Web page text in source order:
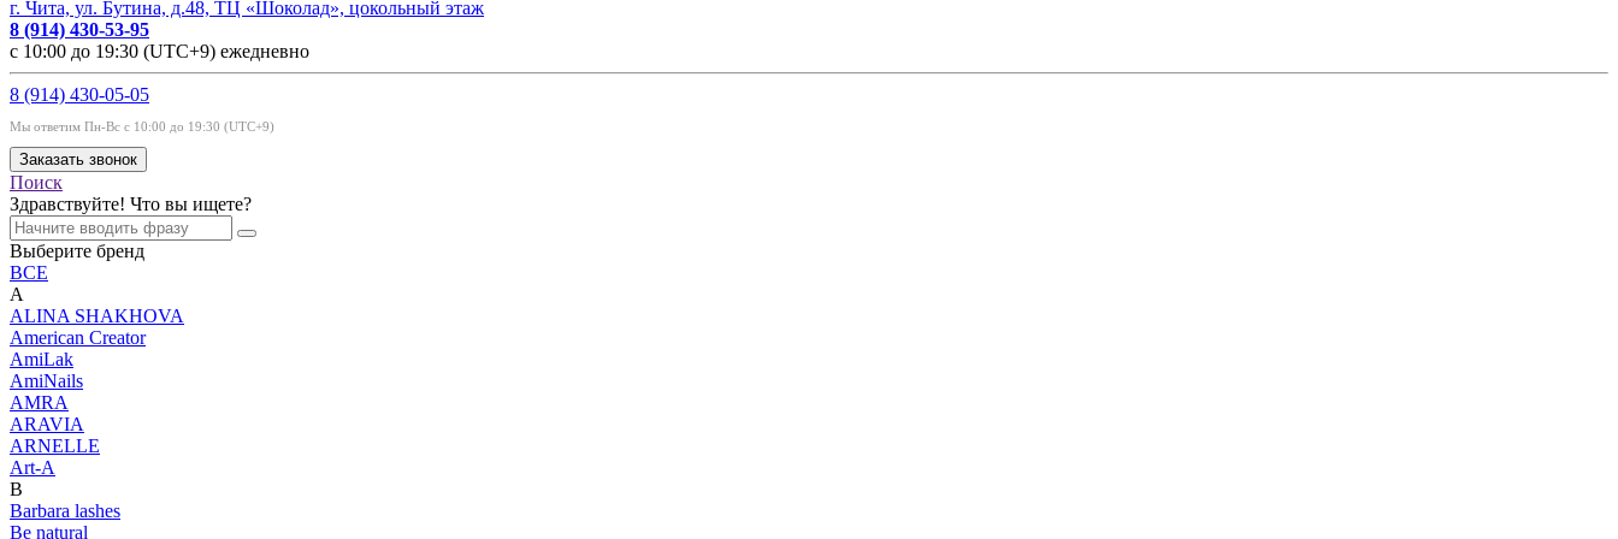
г. Чита, ул. Бутина, д.48, ТЦ «Шоколад», цокольный этаж
8 (914) 430-53-95
с 10:00 до 19:30 (UTC+9) ежедневно
8 (914) 430-05-05
Мы ответим Пн-Вс с 10:00 до 19:30 (UTC+9)
Заказать звонок
Поиск
Здравствуйте! Что вы ищете?
Выберите бренд
ВСЕ
A
ALINA SHAKHOVA
American Creator
AmiLak
AmiNails
AMRA
ARAVIA
ARNELLE
Art-A
B
Barbara lashes
Be natural